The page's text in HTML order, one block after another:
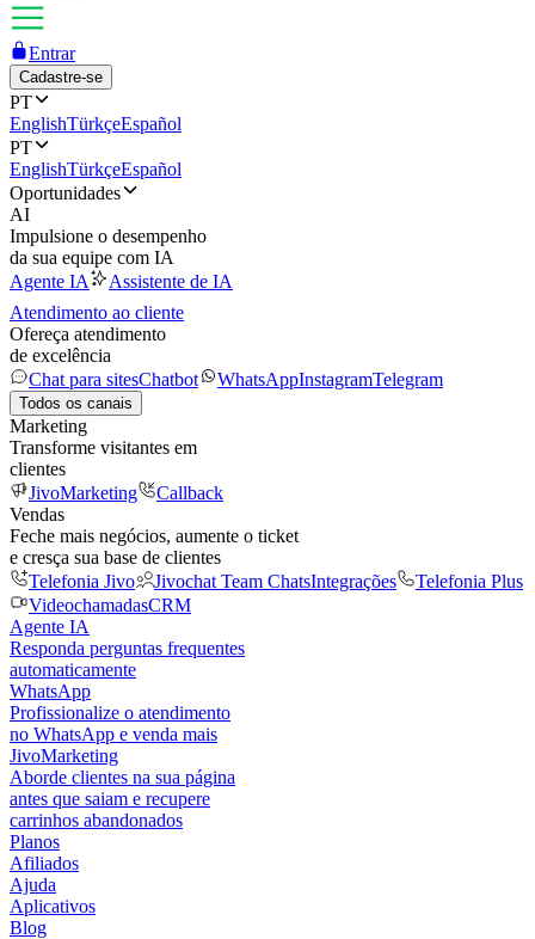
Entrar
Cadastre-se
PT
EnglishTürkçeEspañol
PT
EnglishTürkçeEspañol
Oportunidades
AI
Impulsione o desempenho
da sua equipe com IA
Agente IA
Assistente de IA
Atendimento ao cliente
Ofereça atendimento
de excelência
Chat para sitesChatbot WhatsAppInstagramTelegram
Todos os canais
Marketing
Transforme visitantes em
clientes
JivoMarketing
Callback
Vendas
Feche mais negócios, aumente o ticket
e cresça sua base de clientes
Telefonia Jivo
Jivochat Team ChatsIntegrações
Telefonia Plus
VideochamadasCRM
Agente IA
Responda perguntas frequentes
automaticamente
WhatsApp
Profissionalize o atendimento
no WhatsApp e venda mais
JivoMarketing
Aborde clientes na sua página
antes que saiam e recupere
carrinhos abandonados
Planos
Afiliados
Ajuda
Aplicativos
Blog